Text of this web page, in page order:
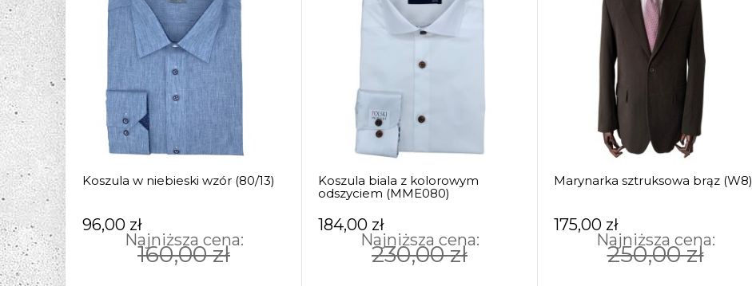
Koszula w niebieski wzór (80/13)
96,00 zł
Najniższa cena:
160,00 zł
Koszula biala z kolorowym
odszyciem (MME080)
184,00 zł
Najniższa cena:
230,00 zł
Marynarka sztruksowa brąz (W8)
175,00 zł
Najniższa cena:
250,00 zł